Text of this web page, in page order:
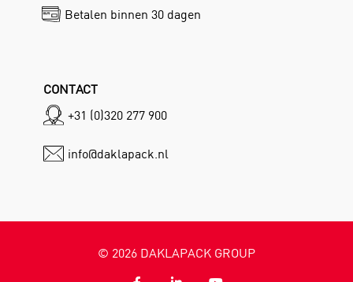
Betalen binnen 30 dagen
CONTACT
+31 (0)320 277 900
info@daklapack.nl
© 2026 DAKLAPACK GROUP